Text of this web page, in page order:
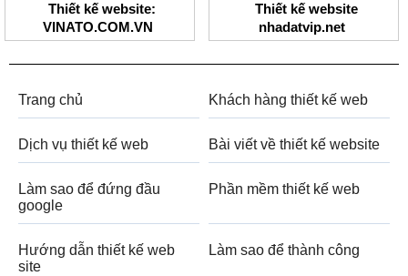
Thiết kế website:
VINATO.COM.VN
Thiết kế website
nhadatvip.net
Trang chủ Khách hàng thiết kế web
Dịch vụ thiết kế web Bài viết về thiết kế website
Làm sao để đứng đầu
google
Phần mềm thiết kế web
Hướng dẫn thiết kế web
site
Làm sao để thành công